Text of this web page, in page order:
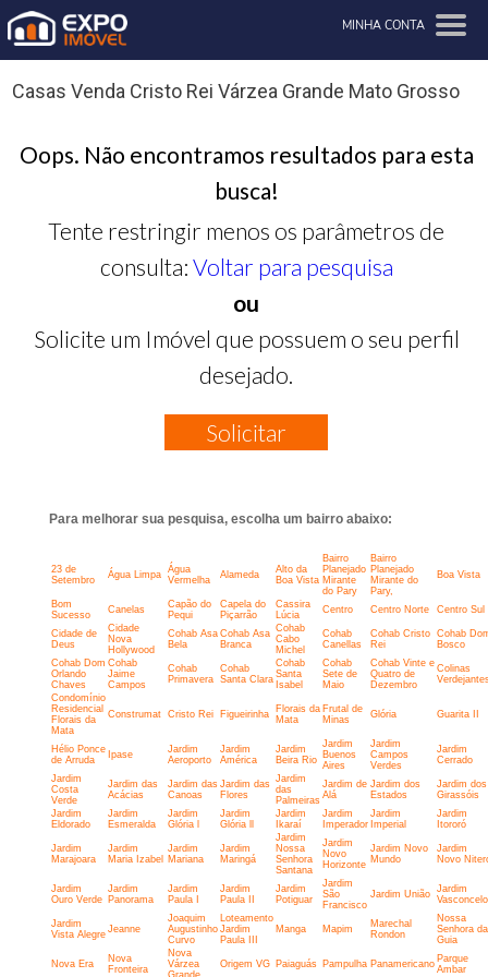
MINHA CONTA
Casas Venda Cristo Rei Várzea Grande Mato Grosso
Oops. Não encontramos resultados para esta
busca!
Tente restringir menos os parâmetros de
consulta: Voltar para pesquisa
ou
Solicite um Imóvel que possuem o seu perfil
desejado.
Solicitar
Para melhorar sua pesquisa, escolha um bairro abaixo:
23 de
Setembro
Água Limpa
Água
Vermelha
Alameda
Alto da
Boa Vista
Bairro
Planejado
Mirante
do Pary
Bairro
Planejado
Mirante do
Pary,
Boa Vista
Bom
Sucesso
Canelas
Capão do
Pequi
Capela do
Piçarrão
Cassira
Lúcia
Centro Centro Norte Centro Sul
Cidade de
Deus
Cidade
Nova
Hollywood
Cohab Asa
Bela
Cohab Asa
Branca
Cohab
Cabo
Michel
Cohab
Canellas
Cohab Cristo
Rei
Cohab
Bosco
Cohab Dom
Orlando
Chaves
Cohab
Jaime
Campos
Cohab
Primavera
Cohab
Santa Clara
Cohab
Santa
Isabel
Cohab
Sete de
Maio
Cohab Vinte e
Quatro de
Dezembro
Colinas
Condomínio
Residencial
Florais da
Mata
Construmat Cristo Rei Figueirinha
Florais da
Mata
Frutal de
Minas
Glória Guarita II
Hélio Ponce
de Arruda
Ipase
Jardim
Aeroporto
Jardim
América
Jardim
Beira Rio
Jardim
Buenos
Aires
Jardim
Campos
Verdes
Jardim
Cerrado
Jardim
Costa
Verde
Jardim das
Acácias
Jardim das
Canoas
Jardim das
Flores
Jardim
das
Palmeiras
Jardim de
Alá
Jardim dos
Estados
Jardim dos
Girassóis
Jardim
Eldorado
Jardim
Esmeralda
Jardim
Glória l
Jardim
Glória ll
Jardim
Ikaraí
Jardim
Imperador
Jardim
Imperial
Jardim
Itororó
Jardim
Marajoara
Jardim
Maria Izabel
Jardim
Mariana
Jardim
Maringá
Jardim
Nossa
Senhora
Santana
Jardim
Novo
Horizonte
Jardim Novo
Mundo
Jardim
Novo
Jardim
Ouro Verde
Jardim
Panorama
Jardim
Paula I
Jardim
Paula II
Jardim
Potiguar
Jardim
São
Francisco
Jardim União
Jardim
Jardim
Vista Alegre Jeanne
Joaquim
Augustinho
Curvo
Loteamento
Jardim
Paula III
Manga Mapim
Marechal
Rondon
Nossa
Senhora da
Guia
Nova Era
Nova
Fronteira
Nova
Várzea
Grande
Origem VG Paiaguás Pampulha Panamericano Parque
Ambar